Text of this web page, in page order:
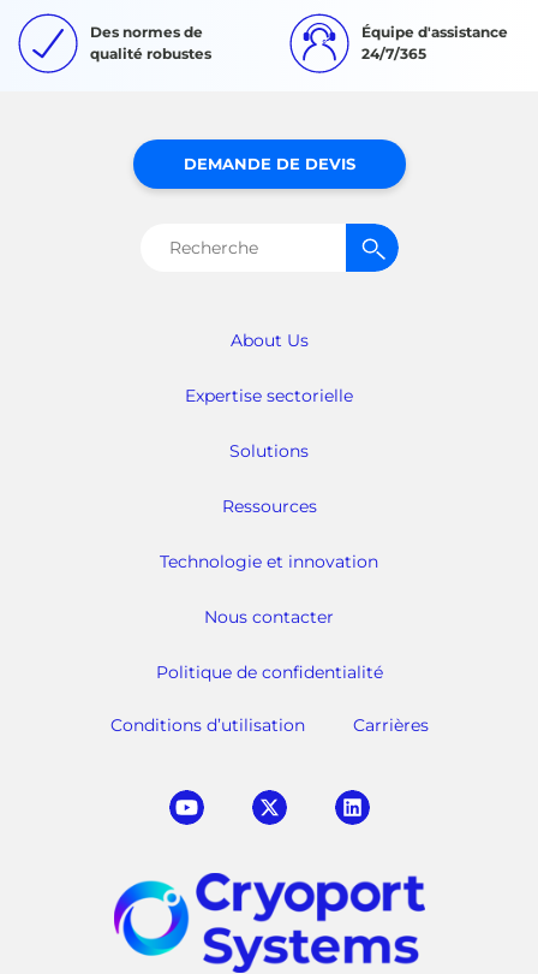
Des normes de
qualité robustes
Équipe d'assistance
24/7/365
About Us
Expertise sectorielle
Solutions
Ressources
Technologie et innovation
Nous contacter
Politique de confidentialité
Conditions d’utilisation Carrières
DEMANDE DE DEVIS
Rechercher :